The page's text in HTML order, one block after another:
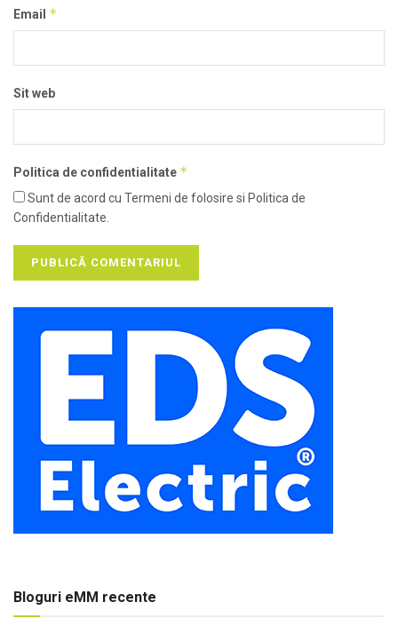
Email *
Sit web
Politica de confidentialitate *
Sunt de acord cu Termeni de folosire si Politica de
Confidentialitate.
Bloguri eMM recente